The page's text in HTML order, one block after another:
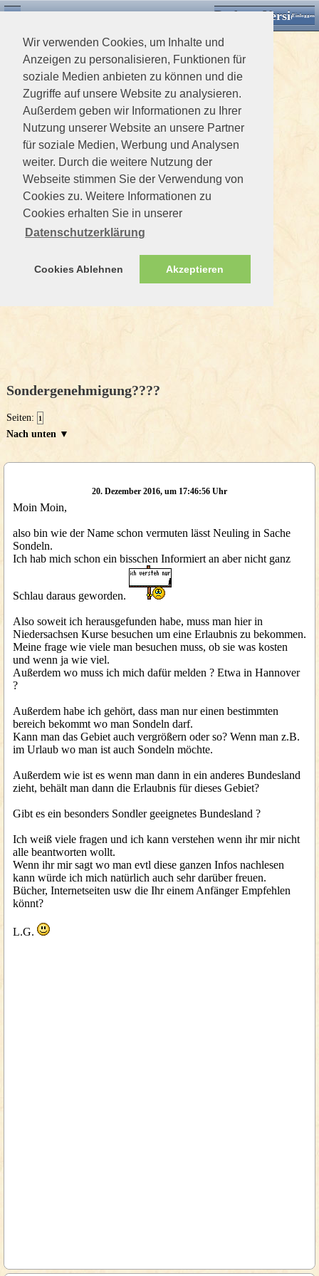
Wir verwenden Cookies, um Inhalte und
Anzeigen zu personalisieren, Funktionen für
soziale Medien anbieten zu können und die
Zugriffe auf unsere Website zu analysieren.
Außerdem geben wir Informationen zu Ihrer
Nutzung unserer Website an unsere Partner
für soziale Medien, Werbung und Analysen
weiter. Durch die weitere Nutzung der
Webseite stimmen Sie der Verwendung von
Cookies zu. Weitere Informationen zu
Cookies erhalten Sie in unserer
Datenschutzerklärung
Cookies Ablehnen Akzeptieren
Desktop VersionEinloggen
Sondergenehmigung????
Seiten: 1
Nach unten ▼
20. Dezember 2016, um 17:46:56 Uhr
Moin Moin,
also bin wie der Name schon vermuten lässt Neuling in Sache
Sondeln.
Ich hab mich schon ein bisschen Informiert an aber nicht ganz
Schlau daraus geworden.
Also soweit ich herausgefunden habe, muss man hier in
Niedersachsen Kurse besuchen um eine Erlaubnis zu bekommen.
Meine frage wie viele man besuchen muss, ob sie was kosten
und wenn ja wie viel.
Außerdem wo muss ich mich dafür melden ? Etwa in Hannover
?
Außerdem habe ich gehört, dass man nur einen bestimmten
bereich bekommt wo man Sondeln darf.
Kann man das Gebiet auch vergrößern oder so? Wenn man z.B.
im Urlaub wo man ist auch Sondeln möchte.
Außerdem wie ist es wenn man dann in ein anderes Bundesland
zieht, behält man dann die Erlaubnis für dieses Gebiet?
Gibt es ein besonders Sondler geeignetes Bundesland ?
Ich weiß viele fragen und ich kann verstehen wenn ihr mir nicht
alle beantworten wollt.
Wenn ihr mir sagt wo man evtl diese ganzen Infos nachlesen
kann würde ich mich natürlich auch sehr darüber freuen.
Bücher, Internetseiten usw die Ihr einem Anfänger Empfehlen
könnt?
L.G.